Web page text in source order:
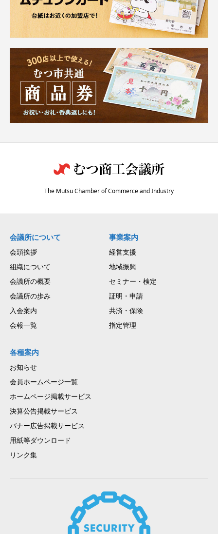
The Mutsu Chamber of Commerce and Industry
会議所について
会頭挨拶
組織について
会議所の概要
会議所の歩み
入会案内
会報一覧
事業案内
経営支援
地域振興
セミナー・検定
証明・申請
共済・保険
指定管理
各種案内
お知らせ
会員ホームページ一覧
ホームページ掲載サービス
決算公告掲載サービス
バナー広告掲載サービス
用紙等ダウンロード
リンク集